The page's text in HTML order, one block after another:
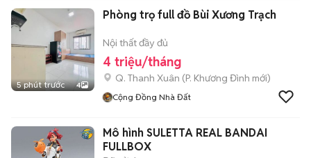
5 phút trước 4
Phòng trọ full đồ Bùi Xương Trạch
Nội thất đầy đủ
4 triệu/tháng
Q. Thanh Xuân (P. Khương Đình mới)
Cộng Đồng Nhà Đất
Mô hình SULETTA REAL BANDAI
FULLBOX